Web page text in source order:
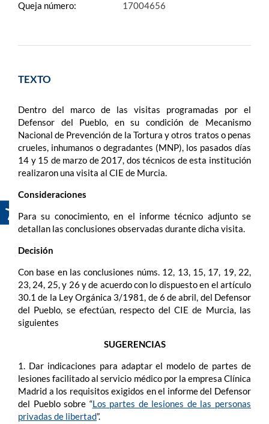
Queja número: 17004656
TEXTO
Dentro del marco de las visitas programadas por el
Defensor del Pueblo, en su condición de Mecanismo
Nacional de Prevención de la Tortura y otros tratos o penas
crueles, inhumanos o degradantes (MNP), los pasados días
14 y 15 de marzo de 2017, dos técnicos de esta institución
realizaron una visita al CIE de Murcia.
Consideraciones
Para su conocimiento, en el informe técnico adjunto se
detallan las conclusiones observadas durante dicha visita.
Decisión
Con base en las conclusiones núms. 12, 13, 15, 17, 19, 22,
23, 24, 25, y 26 y de acuerdo con lo dispuesto en el artículo
30.1 de la Ley Orgánica 3/1981, de 6 de abril, del Defensor
del Pueblo, se efectúan, respecto del CIE de Murcia, las
siguientes
SUGERENCIAS
1. Dar indicaciones para adaptar el modelo de partes de
lesiones facilitado al servicio médico por la empresa Clínica
Madrid a los requisitos exigidos en el informe del Defensor
del Pueblo sobre “Los partes de lesiones de las personas
privadas de libertad”.